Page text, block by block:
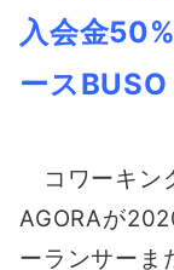
入会金
ース
コワーキン
AGORAが
ーランサーま